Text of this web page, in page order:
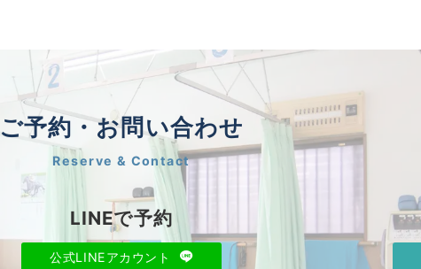
ご予約・お問い合わせ
Reserve & Contact
LINEで予約
公式LINEアカウント